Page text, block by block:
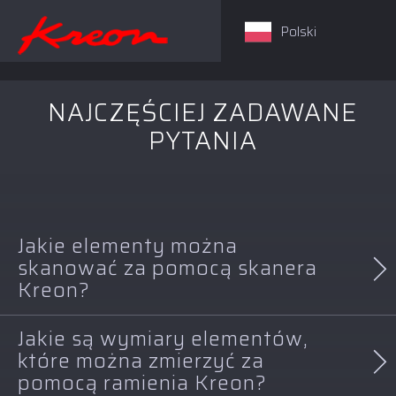
NAJCZĘŚCIEJ ZADAWANE
PYTANIA
Jakie elementy można
skanować za pomocą skanera
Kreon?
Skaner Kreon jest niezwykle wszechstronny i
zasadniczo może skanować każdy rodzaj elementu.
Jakie są wymiary elementów,
które można zmierzyć za
pomocą ramienia Kreon?
Polski